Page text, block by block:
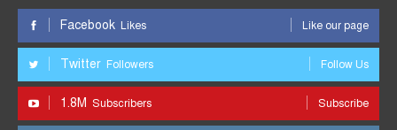
Facebook Likes Like our page
Twitter Followers Follow Us
1.8M Subscribers Subscribe